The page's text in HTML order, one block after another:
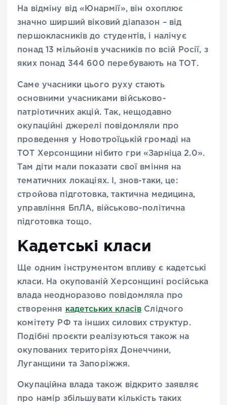
На відміну від «Юнармії», він охоплює
значно ширший віковий діапазон – від
першокласників до студентів, і налічує
понад 13 мільйонів учасників по всій Росії, з
яких понад 344 600 перебувають на ТОТ.
Саме учасники цього руху стають
основними учасниками військово-
патріотичних акцій. Так, нещодавно
окупаційні джерелі повідомляли про
проведення у Новотроїцькій громаді на
ТОТ Херсонщини нібито гри «Зарніца 2.0».
Там діти мали показати свої вміння на
тематичних локаціях. І, знов-таки, це:
стройова підготовка, тактична медицина,
управління БпЛА, військово-політична
підготовка тощо.
Кадетські класи
Ще одним інструментом впливу є кадетські
класи. На окупованій Херсонщині російська
влада неодноразово повідомляла про
створення кадетських класів Слідчого
комітету РФ та інших силових структур.
Подібні проєкти реалізуються також на
окупованих територіях Донеччини,
Луганщини та Запоріжжя.
Окупаційна влада також відкрито заявляє
про намір збільшувати кількість таких